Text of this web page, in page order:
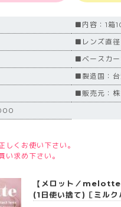
■内容：1箱
■レンズ直
■ベースカ
■製造国：台
■販売元：
くお使い下さい。
求め下さい。
【メロット／
(1日使い捨て)［ミルク